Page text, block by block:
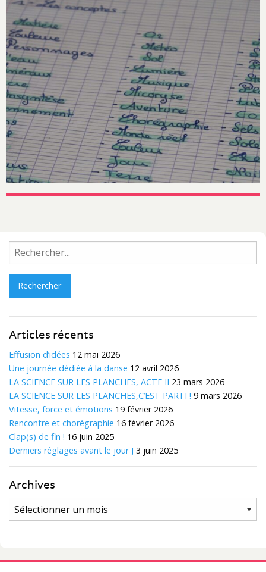
Rechercher :
Articles récents
Effusion d’idées 12 mai 2026
Une journée dédiée à la danse 12 avril 2026
LA SCIENCE SUR LES PLANCHES, ACTE II 23 mars 2026
LA SCIENCE SUR LES PLANCHES,C’EST PARTI ! 9 mars 2026
Vitesse, force et émotions 19 février 2026
Rencontre et chorégraphie 16 février 2026
Clap(s) de fin ! 16 juin 2025
Derniers réglages avant le jour J 3 juin 2025
Archives
Archives